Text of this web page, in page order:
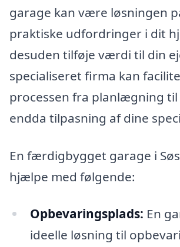
garage kan være løsningen
praktiske udfordringer i dit
desuden tilføje værdi til din
specialiseret firma kan
processen fra planlægning
endda tilpasning af dine
En færdigbygget garage i
hjælpe med følgende:
Opbevaringsplads: En
ideelle løsning til